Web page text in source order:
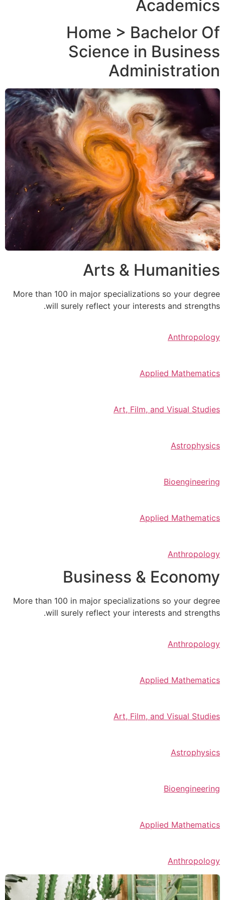
Academics
Home > Bachelor Of
Science in Business
Administration
Arts & Humanities
More than 100 in major specializations so your degree
will surely reflect your interests and strengths.
Anthropology
Applied Mathematics
Art, Film, and Visual Studies
Astrophysics
Bioengineering
Applied Mathematics
Anthropology
Business & Economy
More than 100 in major specializations so your degree
will surely reflect your interests and strengths.
Anthropology
Applied Mathematics
Art, Film, and Visual Studies
Astrophysics
Bioengineering
Applied Mathematics
Anthropology